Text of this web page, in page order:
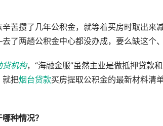
苦攒了几年公积金，就等着买房时取出来
了两趟公积金中心都没办成，要么缺这个、
贷机构，“海融金服”虽然主业是做抵押贷款
就把烟台贷款买房提取公积金的最新材料清
种情况？